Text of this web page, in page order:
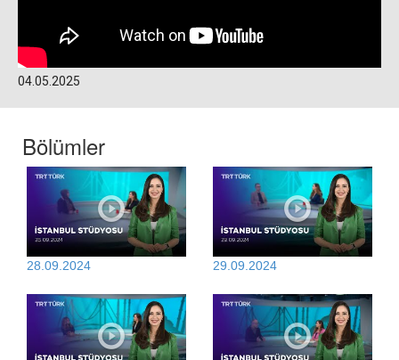
04.05.2025
Bölümler
28.09.2024 29.09.2024